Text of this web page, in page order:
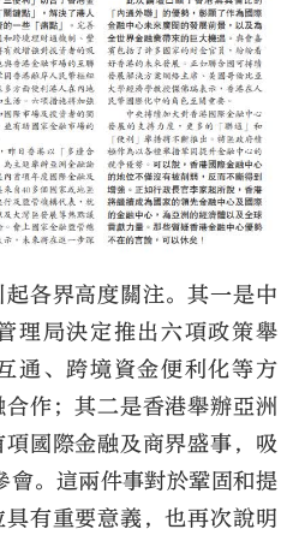
各界高度關注。其一是中
理局決定推出六項政策舉
通、跨境資金便利化等方
作；其二是香港舉辦亞洲
國際金融及商界盛事，吸
。這兩件事對於鞏固和提
有重要意義，也再次說明